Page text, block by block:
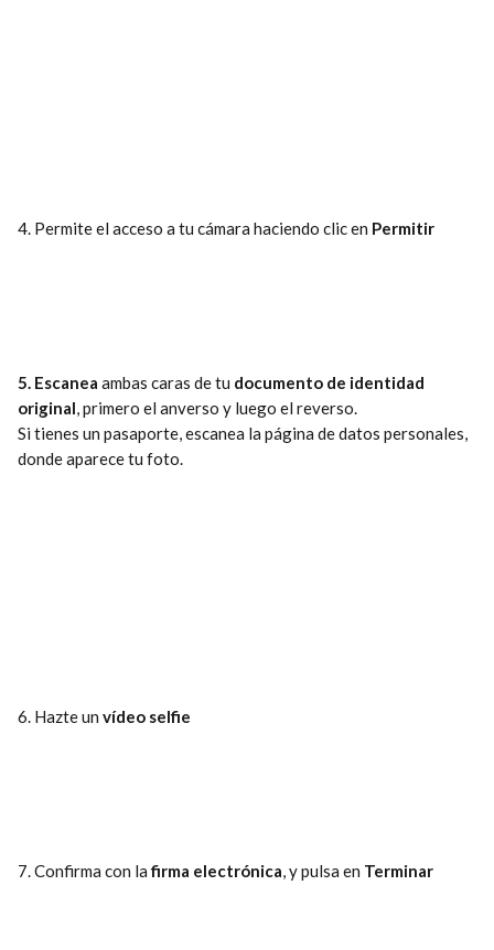
4. Permite el acceso a tu cámara haciendo clic en Permitir
5. Escanea ambas caras de tu documento de identidad
original, primero el anverso y luego el reverso.
Si tienes un pasaporte, escanea la página de datos personales,
donde aparece tu foto.
6. Hazte un vídeo selfie
7. Confirma con la firma electrónica, y pulsa en Terminar